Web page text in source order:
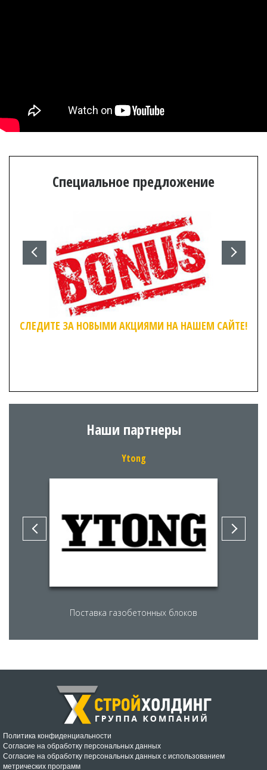
Специальное предложение
СЛЕДИТЕ ЗА НОВЫМИ АКЦИЯМИ НА НАШЕМ САЙТЕ!
Наши партнеры
Ytong
Поставка газобетонных блоков
Политика конфиденциальности
Согласие на обработку персональных данных
Согласие на обработку персональных данных с использованием
метрических программ